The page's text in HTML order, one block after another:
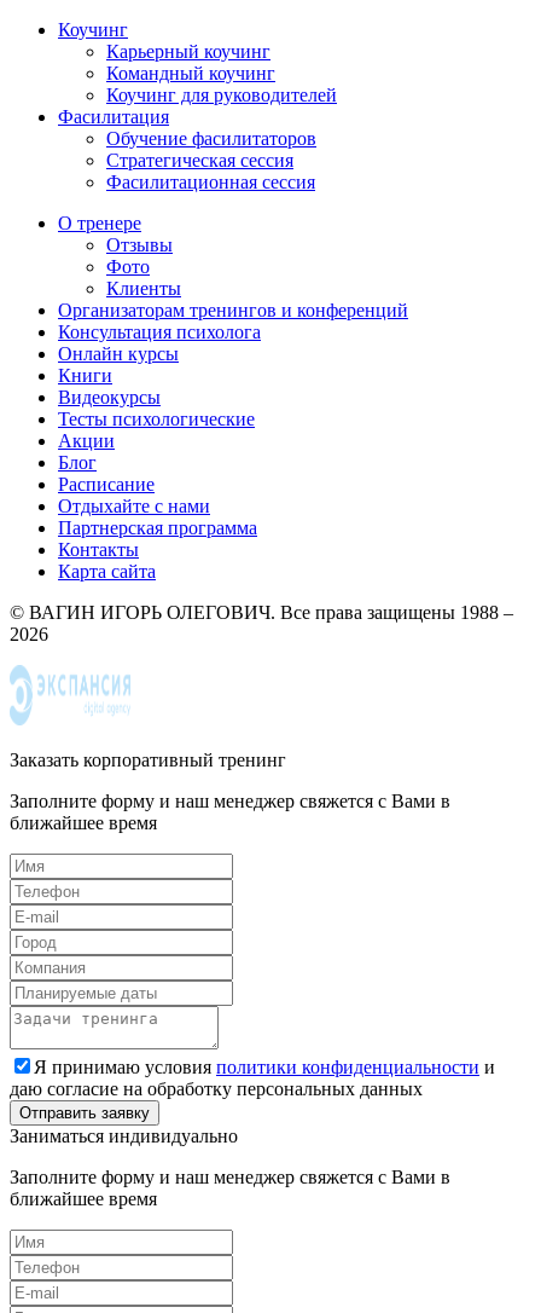
Коучинг
Карьерный коучинг
Командный коучинг
Коучинг для руководителей
Фасилитация
Обучение фасилитаторов
Стратегическая сессия
Фасилитационная сессия
О тренере
Отзывы
Фото
Клиенты
Организаторам тренингов и конференций
Консультация психолога
Онлайн курсы
Книги
Видеокурсы
Тесты психологические
Акции
Блог
Расписание
Отдыхайте с нами
Партнерская программа
Контакты
Карта сайта
© ВАГИН ИГОРЬ ОЛЕГОВИЧ. Все права защищены 1988 –
2026
Заказать корпоративный тренинг
Заполните форму и наш менеджер свяжется с Вами в
ближайшее время
Я принимаю условия политики конфиденциальности и
даю согласие на обработку персональных данных
Заниматься индивидуально
Заполните форму и наш менеджер свяжется с Вами в
ближайшее время